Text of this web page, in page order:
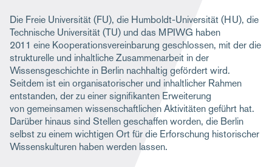
Die Freie Universität (FU), die Humboldt-Universität (HU), die
Technische Universität (TU) und das MPIWG haben
2011 eine Kooperationsvereinbarung geschlossen, mit der die
strukturelle und inhaltliche Zusammenarbeit in der
Wissensgeschichte in Berlin nachhaltig gefördert wird.
Seitdem ist ein organisatorischer und inhaltlicher Rahmen
entstanden, der zu einer signifikanten Erweiterung
von gemeinsamen wissenschaftlichen Aktivitäten geführt hat.
Darüber hinaus sind Stellen geschaffen worden, die Berlin
selbst zu einem wichtigen Ort für die Erforschung historischer
Wissenskulturen haben werden lassen.